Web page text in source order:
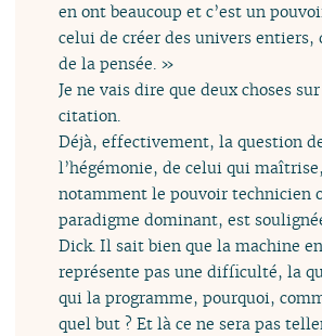
en ont beaucoup et c’est un
celui de créer des univers entiers,
de la pensée. »
Je ne vais dire que deux choses
citation.
Déjà, effectivement, la question
l’hégémonie, de celui qui
notamment le pouvoir technicien
paradigme dominant, est
Dick. Il sait bien que la machine
représente pas une difficulté, la
qui la programme, pourquoi,
quel but ? Et là ce ne sera pas